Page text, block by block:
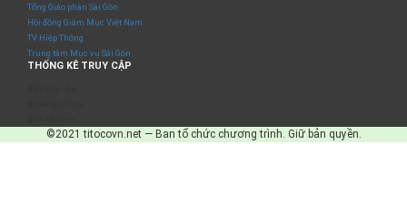
Tổng Giáo phận Sài Gòn
Hội đồng Giám Mục Việt Nam
TV Hiệp Thông
Trung tâm Mục vụ Sài Gòn
THỐNG KÊ TRUY CẬP
©2021 titocovn.net — Ban tổ chức chương trình. Giữ bản quyền.